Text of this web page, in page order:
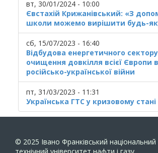
вт, 30/01/2024 - 10:00
Євстахій Крижанівський: «З
школи можемо вирішити будь-
сб, 15/07/2023 - 16:40
Відбудова енергетичного
очищення довкілля всієї Європи
російсько-української війни
пт, 31/03/2023 - 11:31
Українська ГТС у кризовому стані
© 2025 Івано Франківський національний